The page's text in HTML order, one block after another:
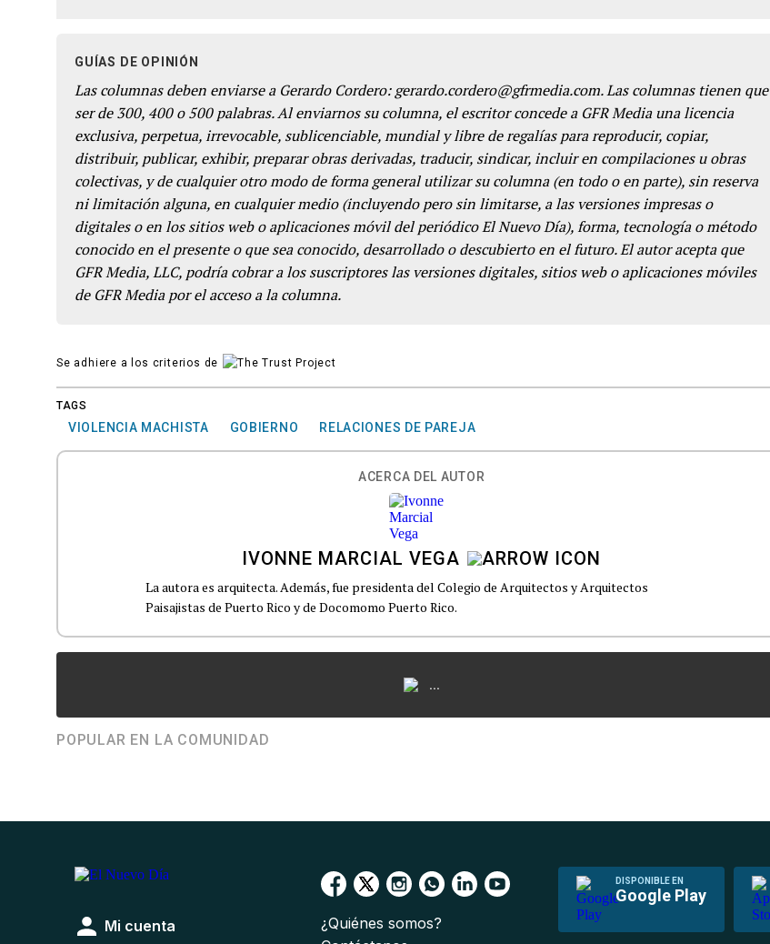
GUÍAS DE OPINIÓN
Las columnas deben enviarse a Gerardo Cordero: gerardo.cordero@gfrmedia.com. Las columnas tienen que
ser de 300, 400 o 500 palabras. Al enviarnos su columna, el escritor concede a GFR Media una licencia
exclusiva, perpetua, irrevocable, sublicenciable, mundial y libre de regalías para reproducir, copiar,
distribuir, publicar, exhibir, preparar obras derivadas, traducir, sindicar, incluir en compilaciones u obras
colectivas, y de cualquier otro modo de forma general utilizar su columna (en todo o en parte), sin reserva
ni limitación alguna, en cualquier medio (incluyendo pero sin limitarse, a las versiones impresas o
digitales o en los sitios web o aplicaciones móvil del periódico El Nuevo Día), forma, tecnología o método
conocido en el presente o que sea conocido, desarrollado o descubierto en el futuro. El autor acepta que
GFR Media, LLC, podría cobrar a los suscriptores las versiones digitales, sitios web o aplicaciones móviles
de GFR Media por el acceso a la columna.
Se adhiere a los criterios de
TAGS
VIOLENCIA MACHISTA GOBIERNO RELACIONES DE PAREJA
ACERCA DEL AUTOR
IVONNE MARCIAL VEGA
La autora es arquitecta. Además, fue presidenta del Colegio de Arquitectos y Arquitectos
Paisajistas de Puerto Rico y de Docomomo Puerto Rico.
...
POPULAR EN LA COMUNIDAD
DISPONIBLE EN
Google Play
Mi cuenta
¿Quiénes somos?